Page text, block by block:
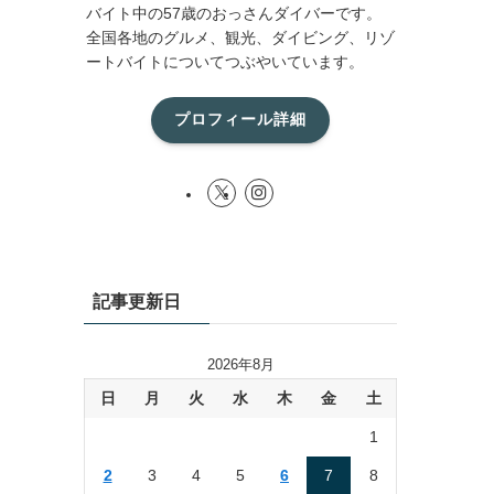
バイト中の57歳のおっさんダイバーです。
全国各地のグルメ、観光、ダイビング、リゾ
ートバイトについてつぶやいています。
プロフィール詳細
記事更新日
2026年8月
日 月 火 水 木 金 土
1
2 3 4 5 6 7 8